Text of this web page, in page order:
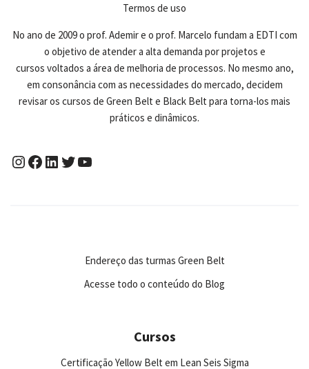
Termos de uso
No ano de 2009 o prof. Ademir e o prof. Marcelo fundam a EDTI com
o objetivo de atender a alta demanda por projetos e
cursos voltados a área de melhoria de processos. No mesmo ano,
em consonância com as necessidades do mercado, decidem
revisar os cursos de Green Belt e Black Belt para torna-los mais
práticos e dinâmicos.
Endereço das turmas Green Belt
Acesse todo o conteúdo do Blog
Cursos
Certificação Yellow Belt em Lean Seis Sigma